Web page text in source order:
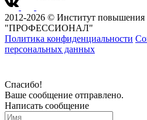
2012-2026 © Институт повышения
"ПРОФЕССИОНАЛ"
Политика конфиденциальности
персональных данных
Спасибо!
Ваше сообщение отправлено.
Написать сообщение